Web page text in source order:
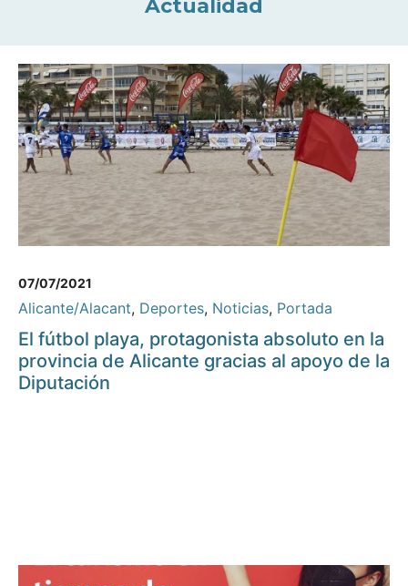
Actualidad
07/07/2021
Alicante/Alacant, Deportes, Noticias, Portada
El fútbol playa, protagonista absoluto en la
provincia de Alicante gracias al apoyo de la
Diputación